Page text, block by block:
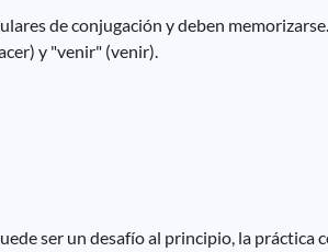
de conjugación y deben
y "venir" (venir).
ser un desafío al principio, la práctica